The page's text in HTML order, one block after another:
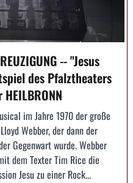
-- "Jesus
des Pfalztheaters
im Jahre 1970 der große
Webber, der dann der
Gegenwart wurde. Webber
dem Texter Tim Rice die
Jesu zu einer Rock...